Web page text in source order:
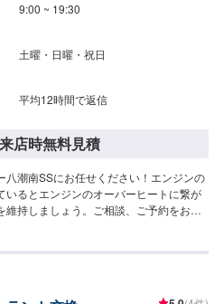
9:00 ~ 19:30
土曜・日曜・祝日
平均12時間で返信
来店時無料見積
八潮南SSにお任せください！エンジンの
るとエンジンのオーバーヒートに繋が
維持しましょう。ご相談、ご予約をお待